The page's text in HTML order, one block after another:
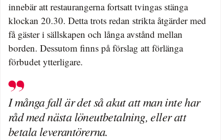
innebär att restaurangerna fortsatt tvingas stänga
klockan 20.30. Detta trots redan strikta åtgärder med
få gäster i sällskapen och långa avstånd mellan
borden. Dessutom finns på förslag att förlänga
förbudet ytterligare.
I många fall är det så akut att man inte har
råd med nästa löneutbetalning, eller att
betala leverantörerna.